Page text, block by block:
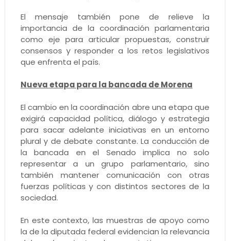
El mensaje también pone de relieve la
importancia de la coordinación parlamentaria
como eje para articular propuestas, construir
consensos y responder a los retos legislativos
que enfrenta el país.
Nueva etapa para la bancada de Morena
El cambio en la coordinación abre una etapa que
exigirá capacidad política, diálogo y estrategia
para sacar adelante iniciativas en un entorno
plural y de debate constante. La conducción de
la bancada en el Senado implica no solo
representar a un grupo parlamentario, sino
también mantener comunicación con otras
fuerzas políticas y con distintos sectores de la
sociedad.
En este contexto, las muestras de apoyo como
la de la diputada federal evidencian la relevancia